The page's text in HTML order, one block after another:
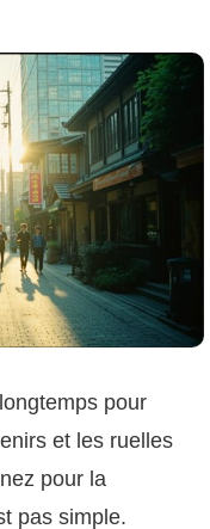
pour
et les ruelles
pour la
pas simple.